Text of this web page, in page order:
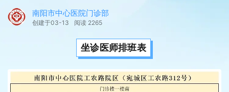
南阳市中心医院门诊部
创建于03-13 阅读 2265
坐诊医师排班表